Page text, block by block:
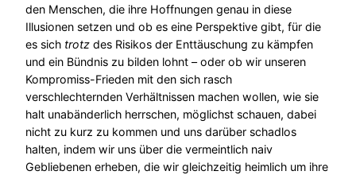
den Menschen, die ihre Hoffnungen genau in diese
Illusionen setzen und ob es eine Perspektive gibt, für die
es sich trotz des Risikos der Enttäuschung zu kämpfen
und ein Bündnis zu bilden lohnt – oder ob wir unseren
Kompromiss-Frieden mit den sich rasch
verschlechternden Verhältnissen machen wollen, wie sie
halt unabänderlich herrschen, möglichst schauen, dabei
nicht zu kurz zu kommen und uns darüber schadlos
halten, indem wir uns über die vermeintlich naiv
Gebliebenen erheben, die wir gleichzeitig heimlich um ihre